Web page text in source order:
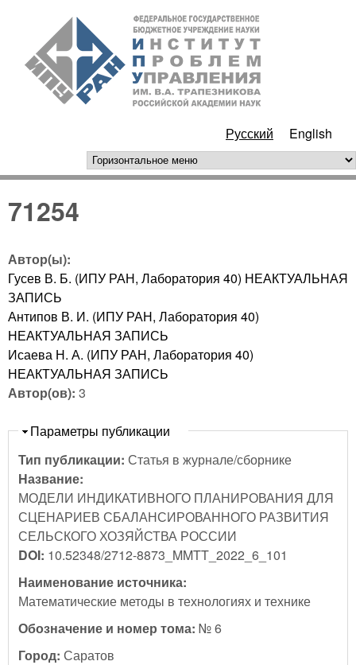
Перейти к основному
содержанию
РАН
Русский English
горизонтальное меню
71254
Автор(ы):
Гусев В. Б. (ИПУ РАН, Лаборатория 40) НЕАКТУАЛЬНАЯ
ЗАПИСЬ
Антипов В. И. (ИПУ РАН, Лаборатория 40)
НЕАКТУАЛЬНАЯ ЗАПИСЬ
Исаева Н. А. (ИПУ РАН, Лаборатория 40)
НЕАКТУАЛЬНАЯ ЗАПИСЬ
Автор(ов): 3
Скрыть
Параметры публикации
Тип публикации: Статья в журнале/сборнике
Название:
МОДЕЛИ ИНДИКАТИВНОГО ПЛАНИРОВАНИЯ ДЛЯ
СЦЕНАРИЕВ СБАЛАНСИРОВАННОГО РАЗВИТИЯ
СЕЛЬСКОГО ХОЗЯЙСТВА РОССИИ
DOI: 10.52348/2712-8873_MMTT_2022_6_101
Наименование источника:
Математические методы в технологиях и технике
Обозначение и номер тома: № 6
Город: Саратов